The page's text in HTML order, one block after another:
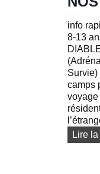
info
8-13
Survie)
camps
voyage
Lire